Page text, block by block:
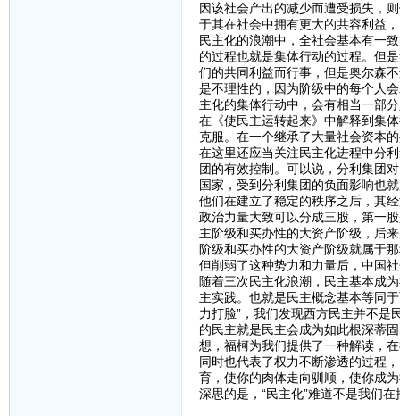
因该社会产出的减少而遭受损失，
于其在社会中拥有更大的共容利益
民主化的浪潮中，全社会基本有一
的过程也就是集体行动的过程。但
们的共同利益而行事，但是奥尔森
是不理性的，因为阶级中的每个人
主化的集体行动中，会有相当一部
在《使民主运转起来》中解释到集
克服。在一个继承了大量社会资本
在这里还应当关注民主化进程中分
团的有效控制。可以说，分利集团
国家，受到分利集团的负面影响也
他们在建立了稳定的秩序之后，其
政治力量大致可以分成三股，第一
主阶级和买办性的大资产阶级，后
阶级和买办性的大资产阶级就属于
但削弱了这种势力和力量后，中国
随着三次民主化浪潮，民主基本成
主实践。也就是民主概念基本等同
力打脸”，我们发现西方民主并不
的民主就是民主会成为如此根深蒂
想，福柯为我们提供了一种解读，
同时也代表了权力不断渗透的过程
育，使你的肉体走向驯顺，使你成
深思的是，“民主化”难道不是我们